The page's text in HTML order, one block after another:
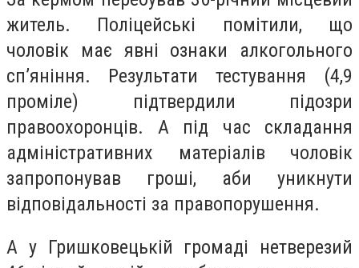
житель. Поліцейські помітили, що
чоловік має явні ознаки алкогольного
сп’яніння. Результати тестування (4,9
проміле) підтвердили підозри
правоохоронців. А під час складання
адміністративних матеріалів чоловік
запропонував гроші, аби уникнути
відповідальності за правопорушення.
А у Гришковецькій громаді нетверезий